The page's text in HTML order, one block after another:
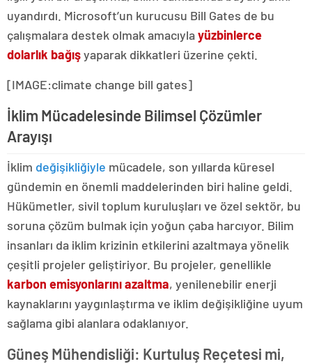
uyandırdı. Microsoft’un kurucusu Bill Gates de bu
çalışmalara destek olmak amacıylayüzbinlerce
dolarlık bağışyaparak dikkatleri üzerine çekti.
[IMAGE:climate change bill gates]
İklim Mücadelesinde Bilimsel Çözümler
Arayışı
İklim değişikliğiyle mücadele, son yıllarda küresel
gündemin en önemli maddelerinden biri haline geldi.
Hükümetler, sivil toplum kuruluşları ve özel sektör, bu
soruna çözüm bulmak için yoğun çaba harcıyor. Bilim
insanları da iklim krizinin etkilerini azaltmaya yönelik
çeşitli projeler geliştiriyor. Bu projeler, genellikle
karbon emisyonlarını azaltma, yenilenebilir enerji
kaynaklarını yaygınlaştırma ve iklim değişikliğine uyum
sağlama gibi alanlara odaklanıyor.
Güneş Mühendisliği: Kurtuluş Reçetesi mi,